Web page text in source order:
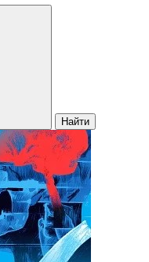
Найти